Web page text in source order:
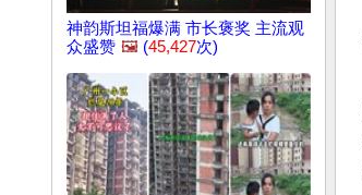
神韵斯坦福爆满 市长褒奖 主流观
众盛赞 🖼️ (45,427次)